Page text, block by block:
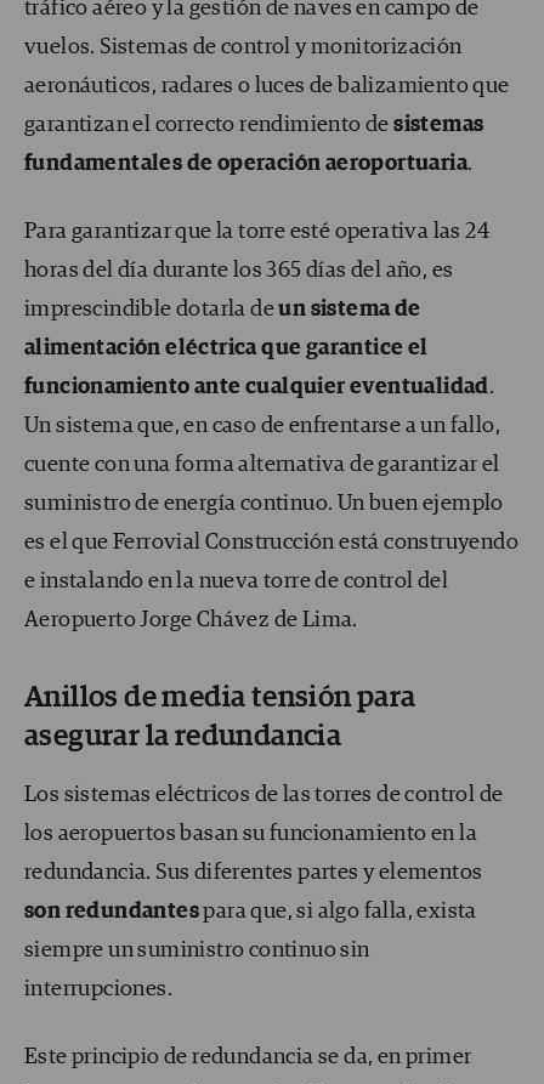
tráfico aéreo y la gestión de naves en campo de
vuelos. Sistemas de control y monitorización
aeronáuticos, radares o luces de balizamiento que
garantizan el correcto rendimiento desistemas
fundamentales de operación aeroportuaria.
Para garantizar que la torre esté operativa las 24
horas del día durante los 365 días del año, es
imprescindible dotarla deun sistema de
alimentación eléctrica que garantice el
funcionamiento ante cualquier eventualidad.
Un sistema que, en caso de enfrentarse a un fallo,
cuente con una forma alternativa de garantizar el
suministro de energía continuo. Un buen ejemplo
es el que Ferrovial Construcción está construyendo
e instalando en la nueva torre de control del
Aeropuerto Jorge Chávez de Lima.
Anillos de media tensión para
asegurar la redundancia
Los sistemas eléctricos de las torres de control de
los aeropuertos basan su funcionamiento en la
redundancia. Sus diferentes partes y elementos
son redundantespara que, si algo falla, exista
siempre un suministro continuo sin
interrupciones.
Este principio de redundancia se da, en primer